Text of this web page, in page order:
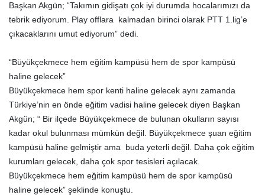
Başkan Akgün; “Takımın gidişatı çok iyi durumda hocalarımızı da
tebrik ediyorum. Play offlara kalmadan birinci olarak PTT 1.lig’e
çıkacaklarını umut ediyorum” dedi.
“Büyükçekmece hem eğitim kampüsü hem de spor kampüsü
haline gelecek”
Büyükçekmece hem spor kenti haline gelecek aynı zamanda
Türkiye’nin en önde eğitim vadisi haline gelecek diyen Başkan
Akgün; “ Bir ilçede Büyükçekmece de bulunan okulların sayısı
kadar okul bulunması mümkün değil. Büyükçekmece şuan eğitim
kampüsü haline gelmiştir ama buda yeterli değil. Daha çok eğitim
kurumları gelecek, daha çok spor tesisleri açılacak.
Büyükçekmece hem eğitim kampüsü hem de spor kampüsü
haline gelecek” şeklinde konuştu.